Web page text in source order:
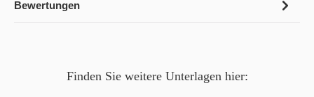
Bewertungen
Finden Sie weitere Unterlagen hier: